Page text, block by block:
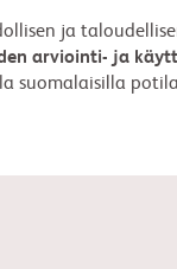
ja
arviointi- ja
suomalaisilla